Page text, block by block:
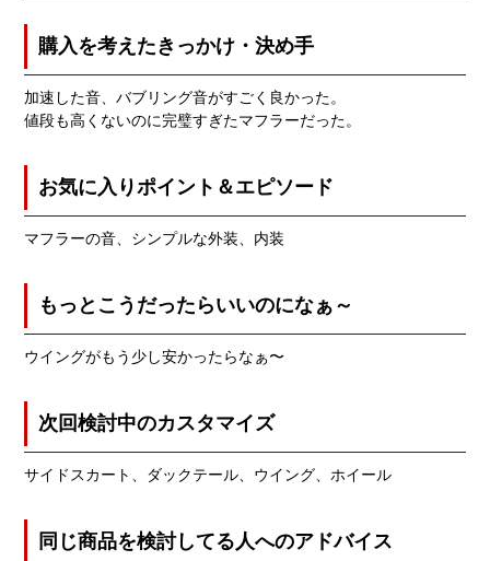
購入を考えたきっかけ・決め手
加速した音、バブリング音がすごく良かった。
値段も高くないのに完璧すぎたマフラーだった。
お気に入りポイント＆エピソード
マフラーの音、シンプルな外装、内装
もっとこうだったらいいのになぁ～
ウイングがもう少し安かったらなぁ〜
次回検討中のカスタマイズ
サイドスカート、ダックテール、ウイング、ホイール
同じ商品を検討してる人へのアドバイス